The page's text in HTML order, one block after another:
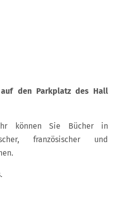
auf den Parkplatz des Hall
können Sie Bücher in
französischer und